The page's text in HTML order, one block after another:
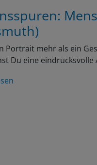
Portrait mehr als ein
Du eine